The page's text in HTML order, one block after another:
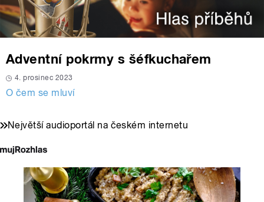
Adventní pokrmy s šéfkuchařem
4. prosinec 2023
O čem se mluví
Největší audioportál na českém internetu